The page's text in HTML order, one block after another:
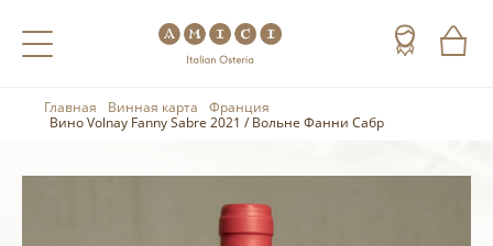
Назад
Холодные напитки
Назад
Вино
Шампанское
Назад
Виски
Главная Винная карта
Франция
Вино Volnay Fanny Sabre 2021 / Вольне Фанни Сабр